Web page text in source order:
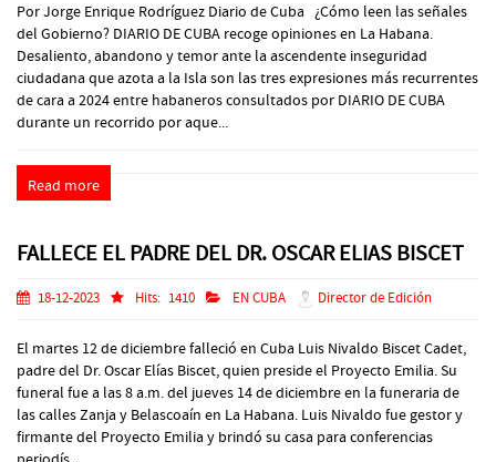
Por Jorge Enrique Rodríguez Diario de Cuba ¿Cómo leen las señales
del Gobierno? DIARIO DE CUBA recoge opiniones en La Habana.
Desaliento, abandono y temor ante la ascendente inseguridad
ciudadana que azota a la Isla son las tres expresiones más recurrentes
de cara a 2024 entre habaneros consultados por DIARIO DE CUBA
durante un recorrido por aque...
Read more
FALLECE EL PADRE DEL DR. OSCAR ELIAS BISCET
18-12-2023 Hits: 1410 EN CUBA Director de Edición
El martes 12 de diciembre falleció en Cuba Luis Nivaldo Biscet Cadet,
padre del Dr. Oscar Elías Biscet, quien preside el Proyecto Emilia. Su
funeral fue a las 8 a.m. del jueves 14 de diciembre en la funeraria de
las calles Zanja y Belascoaín en La Habana. Luis Nivaldo fue gestor y
firmante del Proyecto Emilia y brindó su casa para conferencias